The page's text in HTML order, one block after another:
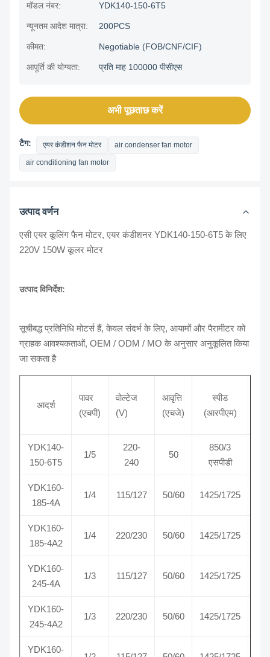
मॉडल नंबर: YDK140-150-6T5
न्यूनतम आदेश मात्रा: 200PCS
कीमत: Negotiable (FOB/CNF/CIF)
आपूर्ति की योग्यता: प्रति माह 100000 पीसीएस
अभी पूछताछ करें
टैग: एयर कंडीशन फैन मोटर air condenser fan motor
air conditioning fan motor
उत्पाद वर्णन
एसी एयर कूलिंग फैन मोटर, एयर कंडीशनर YDK140-150-6T5 के लिए
220V 150W कूलर मोटर
उत्पाद विनिर्देश:
सूचीबद्ध प्रतिनिधि मोटर्स हैं, केवल संदर्भ के लिए, आयामों और पैरामीटर को
ग्राहक आवश्यकताओं, OEM / ODM / MO के अनुसार अनुकूलित किया
जा सकता है
आदर्श
पावर
(एचपी)
वोल्टेज
(V)
आवृत्ति
(एचजे)
स्पीड
(आरपीएम)
YDK140-
150-6T5
1/5
220-
240
50
850/3
एसपीडी
YDK160-
185-4A
1/4 115/127 50/60 1425/1725
YDK160-
185-4A2
1/4 220/230 50/60 1425/1725
YDK160-
245-4A
1/3 115/127 50/60 1425/1725
YDK160-
245-4A2
1/3 220/230 50/60 1425/1725
YDK160-